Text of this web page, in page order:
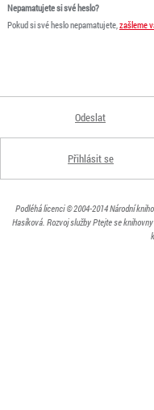
Nepamatujete si své heslo?
Pokud si své heslo nepamatujete,zašleme
Odeslat
Přihlásit se
Podléhá licenci© 2004-2014Národní
Hasíková. Rozvoj služby Ptejte se